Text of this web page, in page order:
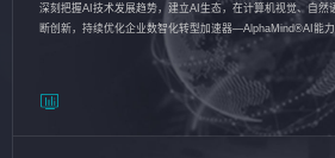
深刻把握AI技术发展趋势，建立AI生态，在计算机视觉、自然
断创新，持续优化企业数智化转型加速器—AlphaMind®AI能